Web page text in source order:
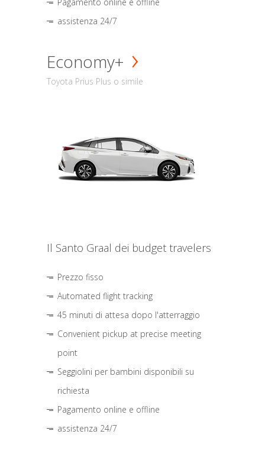
assistenza 24/7
Economy+
Toyota Prius Plus o simile
Il Santo Graal dei budget travelers
Prezzo fisso
Automated flight tracking
45 minuti di attesa dopo l'atterraggio
Convenient pickup at precise meeting
point
Seggiolini per bambini disponibili su
richiesta
Pagamento online e offline
assistenza 24/7